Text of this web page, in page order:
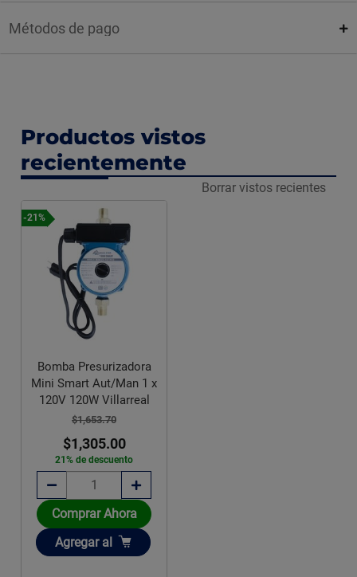
Métodos de pago
Productos vistos
recientemente
Borrar vistos recientes
-21%
Bomba Presurizadora
Mini Smart Aut/Man 1 x
120V 120W Villarreal
$1,653.70
$1,305.00
21% de descuento
Comprar Ahora
Añadir
Agregar al